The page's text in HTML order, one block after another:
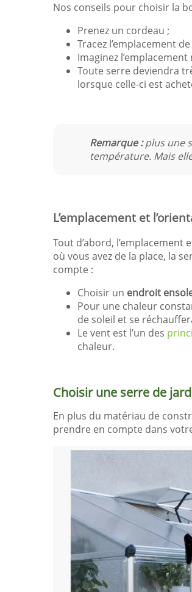
Nos conseils pour choisir la
Prenez un cordeau ;
Tracez l’emplacement
Imaginez
Toute serre deviendra
lorsque celle-ci est
Remarque :plus une
température. Mais
L’emplacement et
Tout d’abord,
où vous avez de la place, la
compte :
Choisir un endroit
Pour une chaleur
de soleil et se
Le vent est l’un des
chaleur.
Choisir une serre de
En plus du matériau de
prendre en compte dans